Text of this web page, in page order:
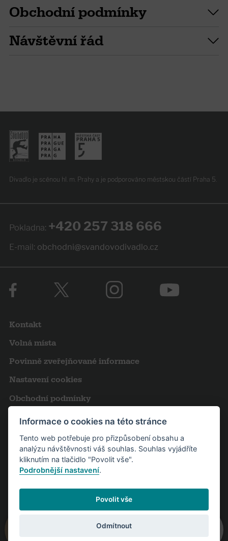
Obchodní podmínky
Návštěvní řád
Divadlo je scénou hl. m. Prahy a je podporováno městskou částí Praha 5.
Pokladna: +420 257 318 666
E-mail: obchodni@svandovodivadlo.cz
Kontakt
Volná místa
Povinně zveřejňované informace
Nastavení cookies
Obchodní podmínky
Výroční zprávy
Pro novináře
Partneři
Návštěvní řád
Informace o cookies na této stránce
Tento web potřebuje pro přizpůsobení obsahu a
analýzu návštěvnosti váš souhlas. Souhlas vyjádříte
kliknutím na tlačidlo "Povolit vše".
Podrobnější nastavení.
Povolit vše
Odmítnout